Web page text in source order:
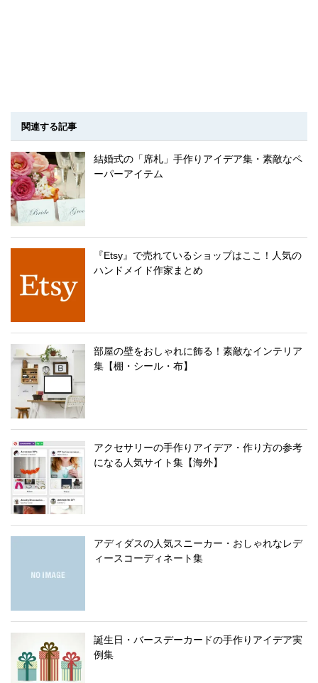
関連する記事
結婚式の「席札」手作りアイデア集・素敵なペ
ーパーアイテム
『Etsy』で売れているショップはここ！人気の
ハンドメイド作家まとめ
部屋の壁をおしゃれに飾る！素敵なインテリア
集【棚・シール・布】
アクセサリーの手作りアイデア・作り方の参考
になる人気サイト集【海外】
アディダスの人気スニーカー・おしゃれなレデ
ィースコーディネート集
誕生日・バースデーカードの手作りアイデア実
例集